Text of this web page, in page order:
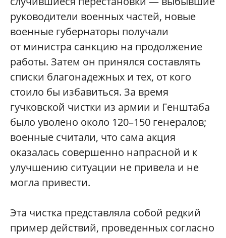
руководители военных частей, новые
военные губернаторы получали
от министра санкцию на продолжение
работы. Затем он принялся составлять
списки благонадежных и тех, от кого
стоило бы избавиться. За время
гучковской чистки из армии и Генштаба
было уволено около 120–150 генералов;
военные считали, что сама акция
оказалась совершенно напрасной и к
улучшению ситуации не привела и не
могла привести.
Эта чистка представляла собой редкий
пример действий, проведенных согласно